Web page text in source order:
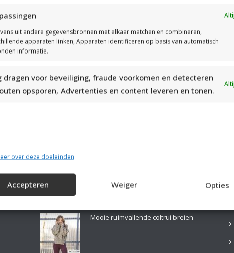
uit andere gegevensbronnen met elkaar matchen en combineren,
apparaten linken, Apparaten identificeren op basis van automatisch
informatie.
dragen voor beveiliging, fraude voorkomen en detecteren
opsporen, Advertenties en content leveren en tonen.
over deze doeleinden
Accepteren Weiger Opties
MOOIE DIKGESTREEPTE SOKKEN BREIEN VAN DURABLE GAREN
LAATSTE PATRONEN:
Mooie ruimvallende coltrui breien